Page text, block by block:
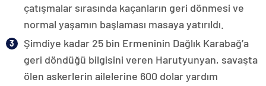
çatışmalar sırasında kaçanların geri dönmesi ve
normal yaşamın başlaması masaya yatırıldı.
Şimdiye kadar 25 bin Ermeninin Dağlık Karabağ’a
geri döndüğü bilgisini veren Harutyunyan, savaşta
ölen askerlerin ailelerine 600 dolar yardım